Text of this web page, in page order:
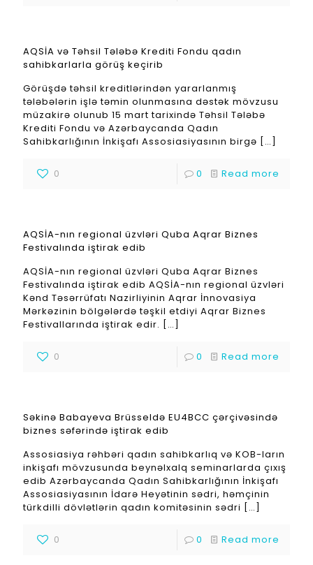
AQSİA və Təhsil Tələbə Krediti Fondu qadın
sahibkarlarla görüş keçirib
Görüşdə təhsil kreditlərindən yararlanmış
tələbələrin işlə təmin olunmasına dəstək mövzusu
müzakirə olunub 15 mart tarixində Təhsil Tələbə
Krediti Fondu və Azərbaycanda Qadın
Sahibkarlığının İnkişafı Assosiasiyasının birgə […]
0 0 Read more
AQSİA-nın regional üzvləri Quba Aqrar Biznes
Festivalında iştirak edib
AQSİA-nın regional üzvləri Quba Aqrar Biznes
Festivalında iştirak edib AQSİA-nın regional üzvləri
Kənd Təsərrüfatı Nazirliyinin Aqrar İnnovasiya
Mərkəzinin bölgələrdə təşkil etdiyi Aqrar Biznes
Festivallarında iştirak edir. […]
0 0 Read more
Səkinə Babayeva Brüsseldə EU4BCC çərçivəsində
biznes səfərində iştirak edib
Assosiasiya rəhbəri qadın sahibkarlıq və KOB-ların
inkişafı mövzusunda beynəlxalq seminarlarda çıxış
edib Azərbaycanda Qadın Sahibkarlığının İnkişafı
Assosiasiyasının İdarə Heyətinin sədri, həmçinin
türkdilli dövlətlərin qadın komitəsinin sədri […]
0 0 Read more